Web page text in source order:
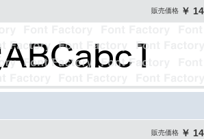
販売価格 ￥
販売価格 ￥